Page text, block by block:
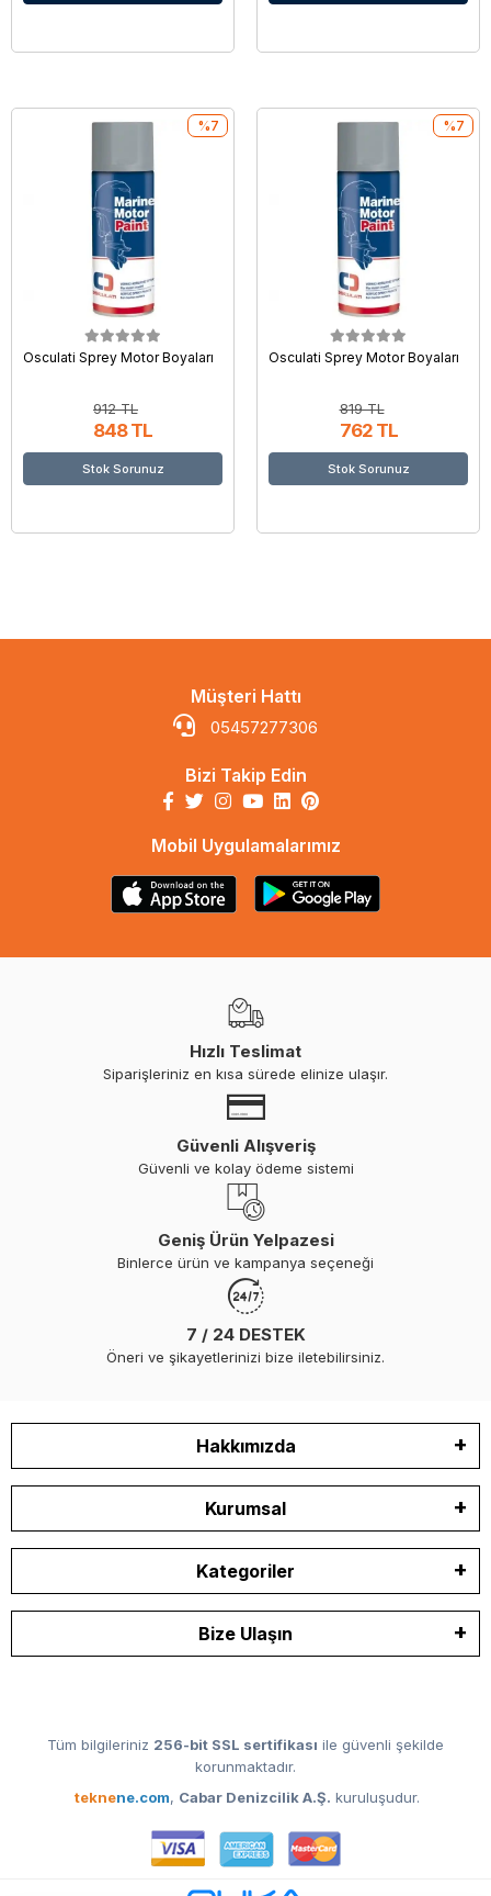
Osculati Sprey Motor Boyaları
912 TL
848 TL
%7
Stok Sorunuz
Osculati Sprey Motor Boyaları
819 TL
762 TL
%7
Stok Sorunuz
Müşteri Hattı
05457277306
Bizi Takip Edin
Mobil Uygulamalarımız
Hızlı Teslimat
Siparişleriniz en kısa sürede elinize ulaşır.
Güvenli Alışveriş
Güvenli ve kolay ödeme sistemi
Geniş Ürün Yelpazesi
Binlerce ürün ve kampanya seçeneği
7 / 24 DESTEK
Öneri ve şikayetlerinizi bize iletebilirsiniz.
Hakkımızda
Kurumsal
Kategoriler
Bize Ulaşın
Tüm bilgileriniz 256-bit SSL sertifikası ile güvenli şekilde
korunmaktadır.
teknene.com, Cabar Denizcilik A.Ş. kuruluşudur.